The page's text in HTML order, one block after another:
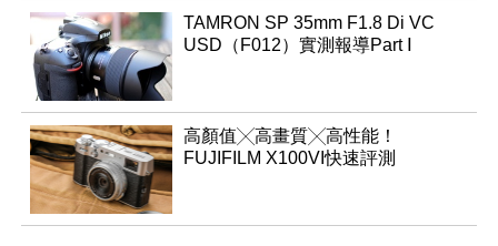
TAMRON SP 35mm F1.8 Di VC
USD（F012）實測報導Part Ⅰ
高顏值╳高畫質╳高性能！
FUJIFILM X100VI快速評測